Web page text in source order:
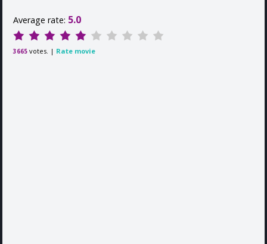
Average rate: 5.0
3665 votes. | Rate movie